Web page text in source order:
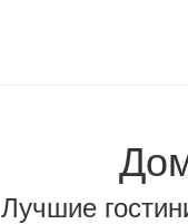
Лучшие